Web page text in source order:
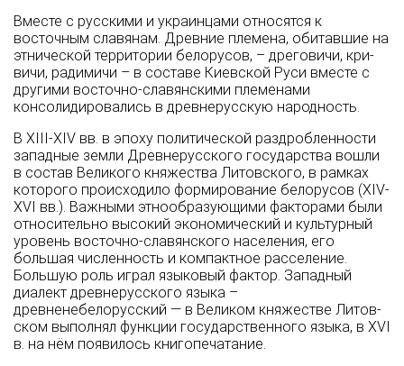
Вместе с русскими и украинцами относятся к
восточным славянам. Древние племена, обитав­шие на
этнической территории белорусов, – дреговичи, кри­
вичи, радимичи – в составе Киевской Руси вместе с
другими восточно-славянскими племенами
консолидировались в древнерусскую народность.
В XIII-XIV вв. в эпо­ху политической раздробленности
западные земли Древнерусского государства вошли
в состав Ве­ликого княжества Литовского, в рамках
которого происходило формирование белорусов (XIV-
XVI вв.). Важными этнообразующими факто­рами были
относительно высокий экономический и культурный
уровень восточно-славянского населения, его
большая численность и компактное расселе­ние.
Большую роль играл языковый фак­тор. Западный
диалект древнерусского языка –
древненебелорусский — в Великом княжестве Литов­
ском выполнял функции государственного языка, в XVI
в. на нём появилось книгопечатание.